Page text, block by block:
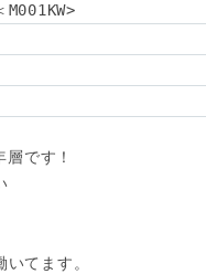
です！
てます。